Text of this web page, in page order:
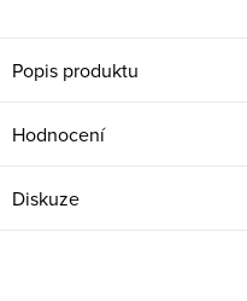
Popis produktu
Hodnocení
Diskuze